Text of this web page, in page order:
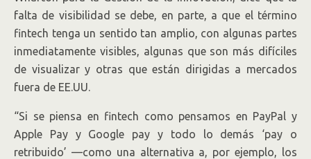
falta de visibilidad se debe, en parte, a que el término
fintech tenga un sentido tan amplio, con algunas partes
inmediatamente visibles, algunas que son más difíciles
de visualizar y otras que están dirigidas a mercados
fuera de EE.UU.
“Si se piensa en fintech como pensamos en PayPal y
Apple Pay y Google pay y todo lo demás ‘pay o
retribuido’ —como una alternativa a, por ejemplo, los